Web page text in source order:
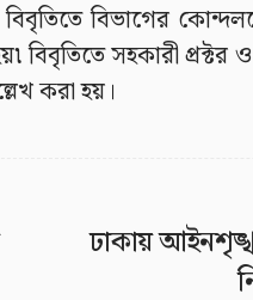
বিভাগের
বিবৃতিতে সহকারী
করা হয়।
ঢাকায়